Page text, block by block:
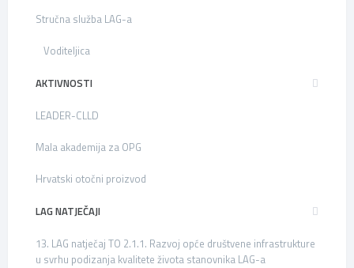
Stručna služba LAG-a
Voditeljica
AKTIVNOSTI
LEADER-CLLD
Mala akademija za OPG
Hrvatski otočni proizvod
LAG NATJEČAJI
13. LAG natječaj TO 2.1.1. Razvoj opće društvene infrastrukture
u svrhu podizanja kvalitete života stanovnika LAG-a